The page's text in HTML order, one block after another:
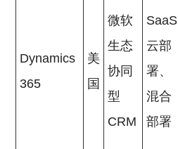
Dynamics
365
美
国
微软
生态
协同
型
CRM
SaaS
云部
署、
混合
部署